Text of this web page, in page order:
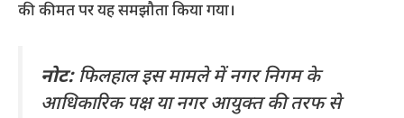
की कीमत पर यह समझौता किया गया।
नोट:फिलहाल इस मामले में नगर निगम के
आधिकारिक पक्ष या नगर आयुक्त की तरफ से